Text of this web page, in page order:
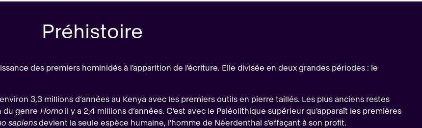
Préhistoire
des premiers hominidés à l'apparition de l'écriture. Elle divisée en deux grandes périodes : le
3,3 millions d’années au Kenya avec les premiers outils en pierre taillés. Les plus anciens restes
du genre Homo il y a 2,4 millions d’années. C'est avec le Paléolithique supérieur qu'apparaît les premières
sapiensdevient la seule espèce humaine, l'homme de Néerdenthal s'effaçant à son profit.